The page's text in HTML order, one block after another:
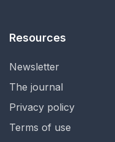
Resources
Newsletter
The journal
Privacy policy
Terms of use